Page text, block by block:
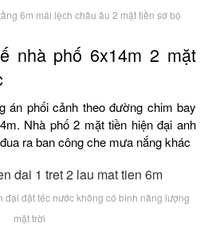
6m mái lệch châu âu 2 mặt tiền sơ bộ
nhà phố 6x14m 2 mặt
án phối cảnh theo đường chim bay
Nhà phố 2 mặt tiền hiện đại anh
ra ban công che mưa nắng khác
đại đặt téc nước không có bình năng lượng
mặt trời